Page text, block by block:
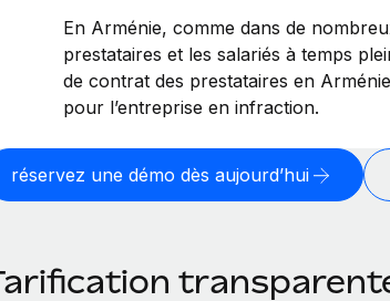
En Arménie, comme dans de
prestataires et les salariés à temps
de contrat des prestataires en
pour l’entreprise en infraction.
réservez une démo dès aujourd’hui